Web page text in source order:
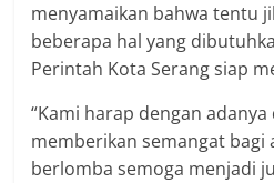
menyamaikan bahwa tentu
beberapa hal yang
Perintah Kota Serang siap
“Kami harap dengan
memberikan semangat bagi
berlomba semoga menjadi